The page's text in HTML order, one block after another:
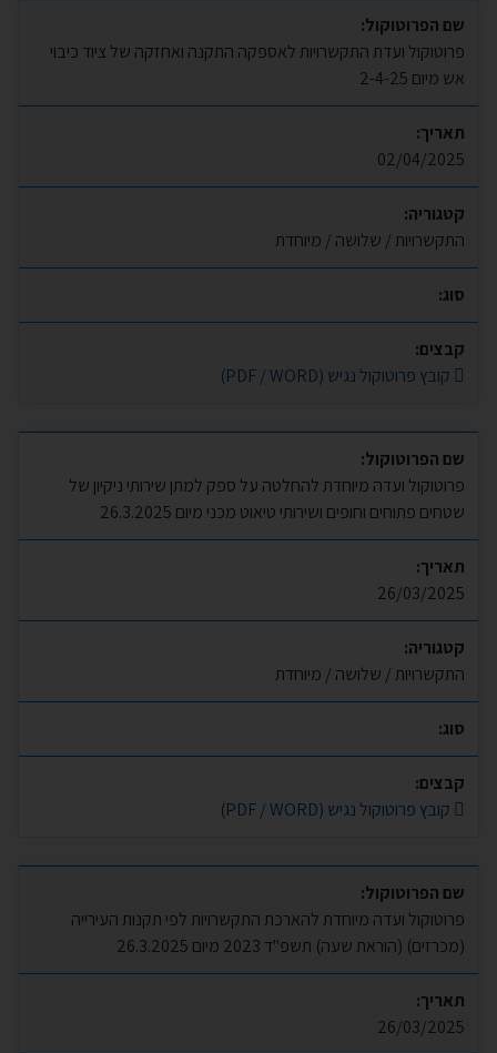
שם הפרוטוקול:
פרוטוקול ועדת התקשרויות לאספקה התקנה ואחזקה של ציוד כיבוי
אש מיום 2-4-25
תאריך:
02/04/2025
קטגוריה:
התקשרויות / שלושה / מיוחדת
סוג:
קבצים:
קובץ פרוטוקול נגיש (PDF / WORD)
שם הפרוטוקול:
פרוטוקול ועדה מיוחדת להחלטה על ספק למתן שירותי ניקיון של
שטחים פתוחים וחופים ושירותי טיאוט מכני מיום 26.3.2025
תאריך:
26/03/2025
קטגוריה:
התקשרויות / שלושה / מיוחדת
סוג:
קבצים:
קובץ פרוטוקול נגיש (PDF / WORD)
שם הפרוטוקול:
פרוטוקול ועדה מיוחדת להארכת התקשרויות לפי תקנות העירייה
(מכרזים) (הוראת שעה) תשפ"ד 2023 מיום 26.3.2025
תאריך:
26/03/2025